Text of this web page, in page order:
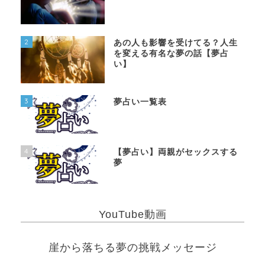
2
あの人も影響を受けてる？人生
を変える有名な夢の話【夢占
い】
3 夢占い一覧表
4
【夢占い】両親がセックスする
夢
YouTube動画
崖から落ちる夢の挑戦メッセージ